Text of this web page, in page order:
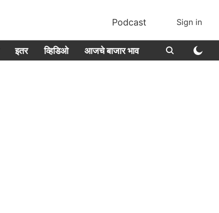
Podcast Sign in
इतर व्हिडिओ आजचे बाजार भाव